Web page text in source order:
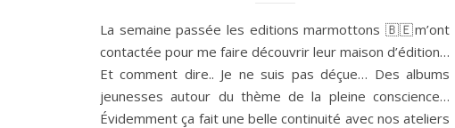
La semaine passée les editions marmottons 🇧🇪m’ont
contactée pour me faire découvrir leur maison d’édition…
Et comment dire.. Je ne suis pas déçue… Des albums
jeunesses autour du thème de la pleine conscience…
Évidemment ça fait une belle continuité avec nos ateliers